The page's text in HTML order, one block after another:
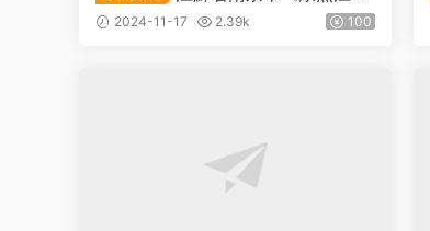
府志》三十四卷 清潘拱辰纂修PDF
2024-11-17 2.39k 100